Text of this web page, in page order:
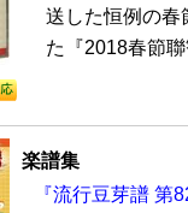
送した恒例の春
た『2018春節
楽譜集
『流行豆芽譜 第